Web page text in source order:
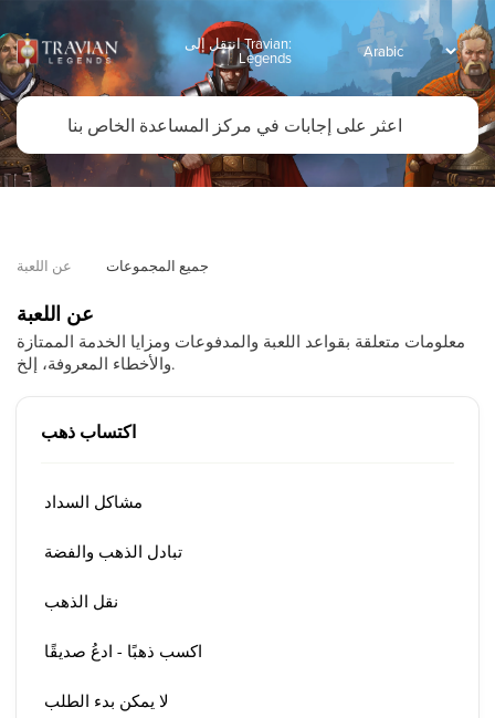
انتقل إلى Travian:
Legends
جميع المجموعات عن اللعبة
عن اللعبة
معلومات متعلقة بقواعد اللعبة والمدفوعات ومزايا الخدمة الممتازة
والأخطاء المعروفة، إلخ.
اكتساب ذهب
مشاكل السداد
تبادل الذهب والفضة
نقل الذهب
اكسب ذهبًا - ادعُ صديقًا
لا يمكن بدء الطلب